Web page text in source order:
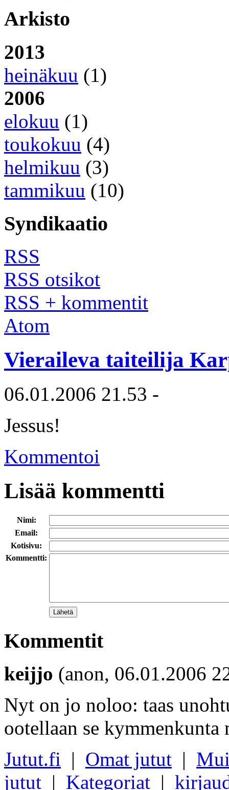
Arkisto
2013
heinäkuu (1)
2006
elokuu (1)
toukokuu (4)
helmikuu (3)
tammikuu (10)
Syndikaatio
RSS
RSS otsikot
RSS + kommentit
Atom
Vieraileva taiteilija
06.01.2006 21.53 -
Jessus!
Kommentoi
Lisää kommentti
Nimi:
Email:
Kotisivu:
Kommentti:
Kommentit
keijjo (anon, 06.01.2006
Nyt on jo noloo: taas
ootellaan se kymmenkunta
Jutut.fi | Omat jutut |
jutut | Kategoriat |